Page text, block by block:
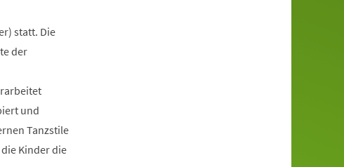
statt. Die
der
und
Tanzstile
Kinder die